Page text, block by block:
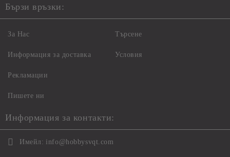
Бързи връзки:
За Нас
Информация за доставка
Рекламации
Пишете ни
Търсене
Условия
Информация за контакти:
Имейл: info@hobbysvqt.com